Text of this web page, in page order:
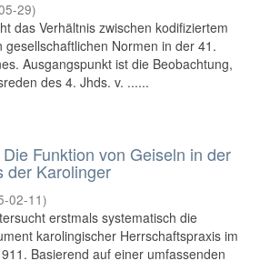
29)
das Verhältnis zwischen kodifiziertem
gesellschaftlichen Normen in der 41.
Ausgangspunkt ist die Beobachtung,
des 4. Jhds. v. ......
Funktion von Geiseln in der
der Karolinger
02-11)
erstmals systematisch die
karolingischer Herrschaftspraxis im
Basierend auf einer umfassenden